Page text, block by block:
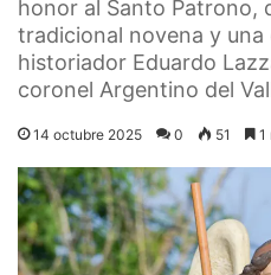
honor al Santo Patrono,
tradicional novena y
historiador Eduardo
coronel Argentino del
14 octubre 2025 0 51 1